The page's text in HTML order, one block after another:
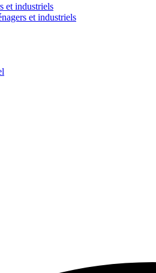
et industriels
et industriels